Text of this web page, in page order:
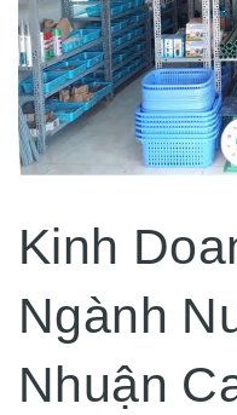
Kinh
Ngành
Nhuận